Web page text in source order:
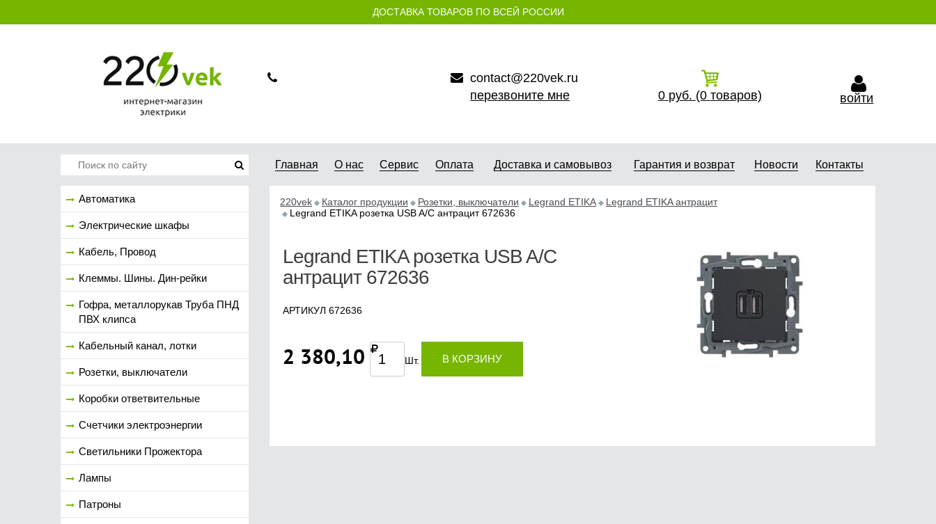
ДОСТАВКА ТОВАРОВ ПО ВСЕЙ РОССИИ
contact@220vek.ru
перезвоните мне
0 руб. (0 товаров) войти
Автоматика
Электрические шкафы
Кабель, Провод
Клеммы. Шины. Дин-рейки
Гофра, металлорукав Труба ПНД
ПВХ клипса
Кабельный канал, лотки
Розетки, выключатели
Коробки ответвительные
Счетчики электроэнергии
Светильники Прожектора
Лампы
Патроны
Главная О нас Сервис Оплата Доставка и самовывоз Гарантия и возврат Новости Контакты
220vek Каталог продукции Розетки, выключатели Legrand ETIKA
Legrand ETIKA антрацит
Legrand ETIKA розетка USB A/C антрацит 672636
Legrand ETIKA розетка USB A/C
антрацит 672636
АРТИКУЛ 672636
2 380,10 Шт. В КОРЗИНУ